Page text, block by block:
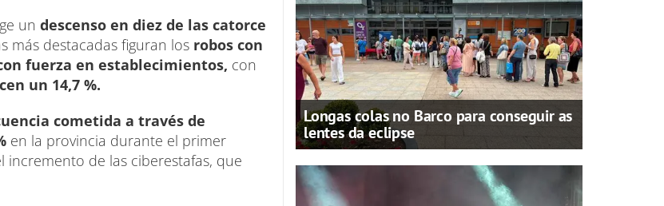
un descenso en diez de las catorce
más destacadas figuran los robos con
fuerza en establecimientos, con
un 14,7 %.
cometida a través de
en la provincia durante el primer
de las ciberestafas, que
Longas colas no Barco para conseguir as
lentes da eclipse